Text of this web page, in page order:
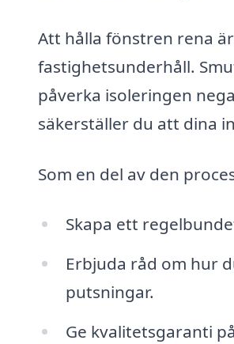
Att hålla fönstren rena
fastighetsunderhåll.
påverka isoleringen
säkerställer du att dina
Som en del av den
Skapa ett
Erbjuda råd om hur
putsningar.
Ge kvalitetsgaranti